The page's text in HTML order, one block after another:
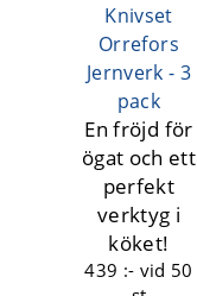
Knivset
Orrefors
Jernverk - 3
pack
En fröjd för
ögat och ett
perfekt
verktyg i
köket!
439 :- vid 50